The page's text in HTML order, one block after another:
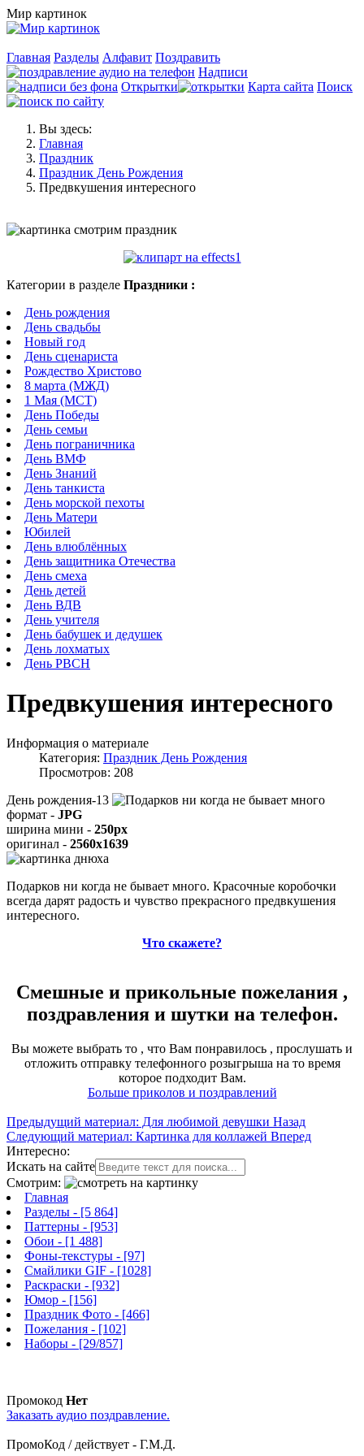
Мир картинок
Главная Разделы Алфавит Поздравить
Надписи
Открытки
Карта сайта Поиск
Вы здесь:
Главная
Праздник
Праздник День Рождения
Предвкушения интересного
Категории в разделе Праздники :
День рождения
День свадьбы
Новый год
День сценариста
Рождество Христово
8 марта (МЖД)
1 Мая (МСТ)
День Победы
День семьи
День пограничника
День ВМФ
День Знаний
День танкиста
День морской пехоты
День Матери
Юбилей
День влюблённых
День защитника Отечества
День смеха
День детей
День ВДВ
День учителя
День бабушек и дедушек
День лохматых
День РВСН
Предвкушения интересного
Информация о материале
Категория: Праздник День Рождения
Просмотров: 208
День рождения-13
формат - JPG
ширина мини - 250px
оригинал - 2560x1639
Подарков ни когда не бывает много. Красочные коробочки
всегда дарят радость и чувство прекрасного предвкушения
интересного.
Что скажете?
Смешные и прикольные пожелания ,
поздравления и шутки на телефон.
Вы можете выбрать то , что Вам понравилось , прослушать и
отложить отправку телефонного розыгрыша на то время
которое подходит Вам.
Больше приколов и поздравлений
Предыдущий материал: Для любимой девушки Назад
Следующий материал: Картинка для коллажей Вперед
Интересно:
Искать на сайте
Смотрим:
Главная
Разделы - [5 864]
Паттерны - [953]
Обои - [1 488]
Фоны-текстуры - [97]
Смайлики GIF - [1028]
Раскраски - [932]
Юмор - [156]
Праздник Фото - [466]
Пожелания - [102]
Наборы - [29/857]
Промокод Нет
Заказать аудио поздравление.
ПромоКод / действует - Г.М.Д.